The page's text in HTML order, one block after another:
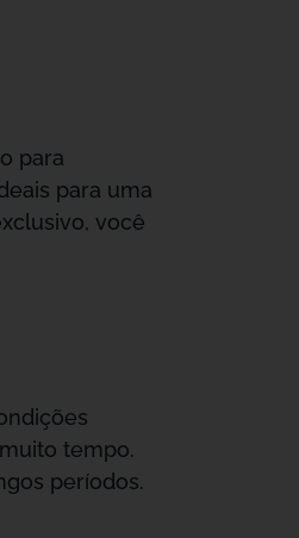
para
para uma
você
tempo.
períodos.